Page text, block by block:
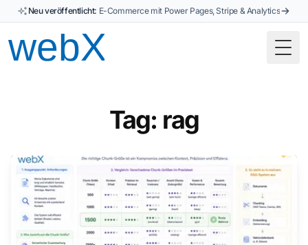
Neu veröffentlicht: E-Commerce mit Power Pages, Stripe & Analytics
Tag: rag